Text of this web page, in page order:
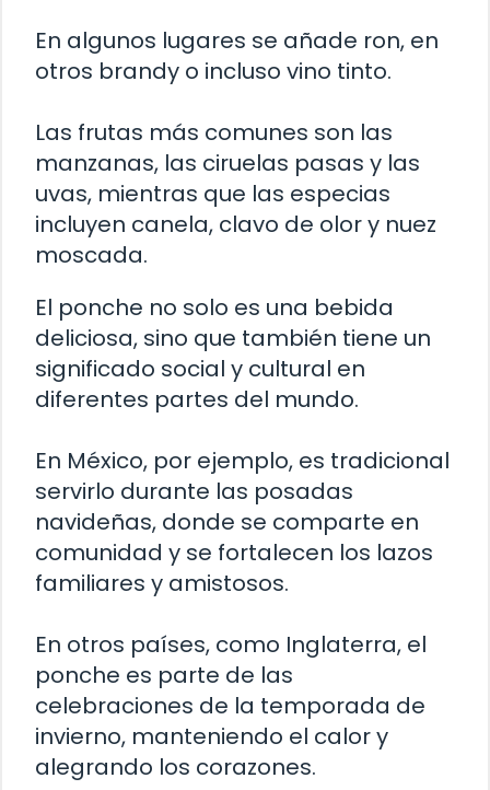
En algunos lugares se añade ron, en
otros brandy o incluso vino tinto.
Las frutas más comunes son las
manzanas, las ciruelas pasas y las
uvas, mientras que las especias
incluyen canela, clavo de olor y nuez
moscada.
El ponche no solo es una bebida
deliciosa, sino que también tiene un
significado social y cultural en
diferentes partes del mundo.
En México, por ejemplo, es tradicional
servirlo durante las posadas
navideñas, donde se comparte en
comunidad y se fortalecen los lazos
familiares y amistosos.
En otros países, como Inglaterra, el
ponche es parte de las
celebraciones de la temporada de
invierno, manteniendo el calor y
alegrando los corazones.